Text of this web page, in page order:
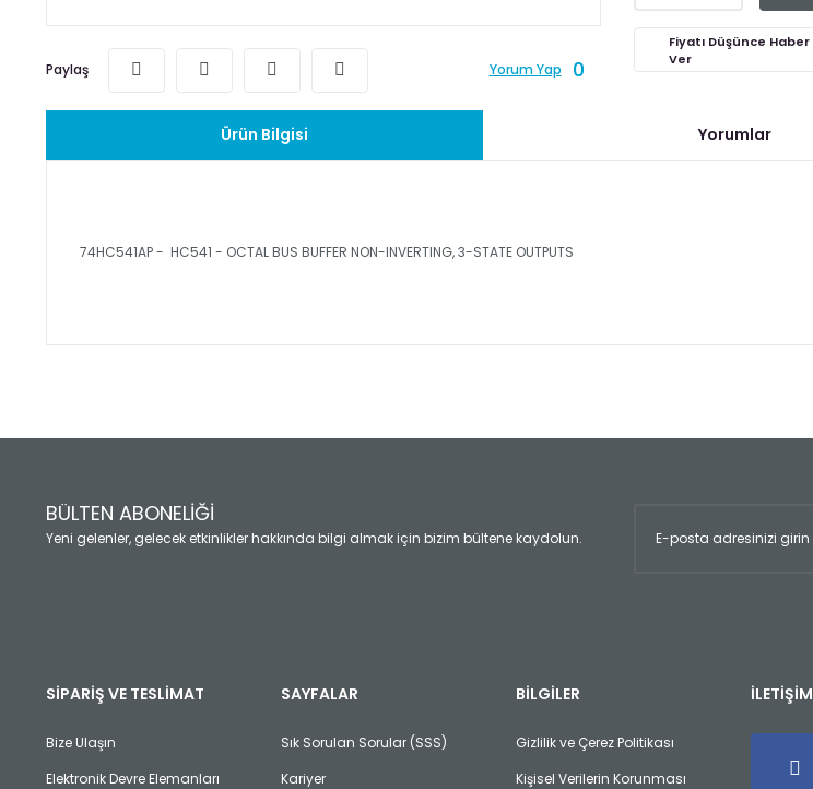
Paylaş Yorum Yap 0
Fiyatı Düşünce Haber
Ver
Ürün Bilgisi Yorumlar
74HC541AP - HC541 - OCTAL BUS BUFFER NON-INVERTING, 3-STATE OUTPUTS
Yorum Yaz
Ürün açıklamasında eksik bilgiler bulunuyor.
Ürün fiyatı diğer sitelerden daha pahalı.
Bu ürüne benzer farklı alternatifler olmalı.
BÜLTEN ABONELİĞİ
Yeni gelenler, gelecek etkinlikler hakkında bilgi almak için bizim bültene kaydolun.
SİPARİŞ VE TESLİMAT
Bize Ulaşın
Elektronik Devre Elemanları
SAYFALAR
Sık Sorulan Sorular (SSS)
Kariyer
BİLGİLER
Gizlilik ve Çerez Politikası
Kişisel Verilerin Korunması
İLETİŞİM